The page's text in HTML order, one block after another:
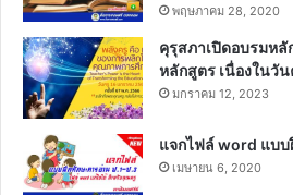
พฤษภาคม 28, 2020
คุรุสภาเปิดอบรมห
หลักสูตร เนื่องในวั
มกราคม 12, 2023
แจกไฟล์ word แบ
เมษายน 6, 2020